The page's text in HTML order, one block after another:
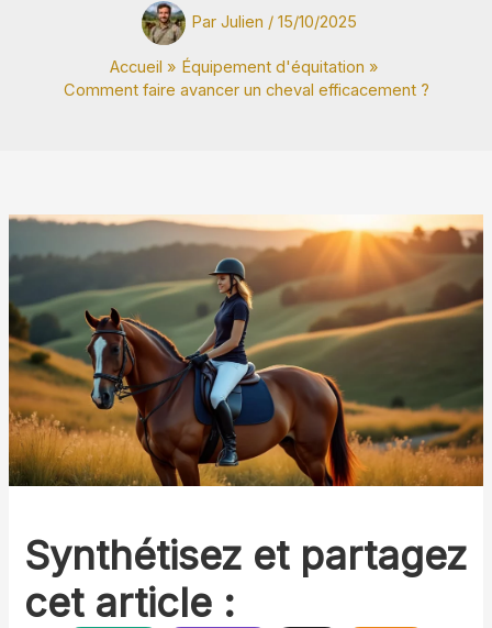
Par Julien / 15/10/2025
Accueil
Équipement d'équitation
Comment faire avancer un cheval efficacement ?
Synthétisez et partagez
cet article :